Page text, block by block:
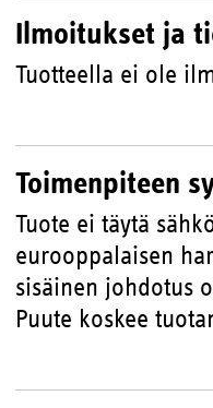
Ilmoitukset ja
Tuotteella ei ole
Toimenpiteen
Tuote ei täytä
eurooppalaisen
sisäinen johdotus
Puute koskee